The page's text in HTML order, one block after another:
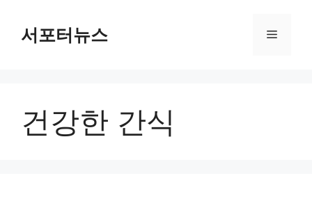
서포터뉴스 메
건강한 간식